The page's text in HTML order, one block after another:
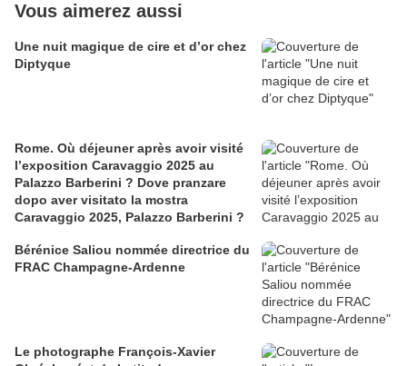
Vous aimerez aussi
​​​​​​​Une nuit magique de cire et d’or chez
Diptyque
Rome. Où déjeuner après avoir visité
l’exposition Caravaggio 2025 au
Palazzo Barberini ? Dove pranzare
dopo aver visitato la mostra
Caravaggio 2025, Palazzo Barberini ?
Bérénice Saliou nommée directrice du
FRAC Champagne-Ardenne
Le photographe François-Xavier